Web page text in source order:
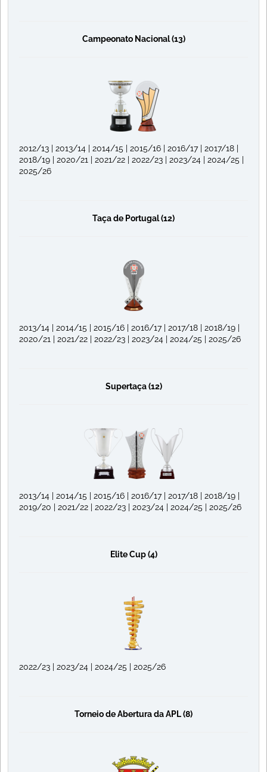
Campeonato Nacional (13)
2012/13 | 2013/14 | 2014/15 | 2015/16 | 2016/17 | 2017/18 |
2018/19 | 2020/21 | 2021/22 | 2022/23 | 2023/24 | 2024/25 |
2025/26
Taça de Portugal (12)
2013/14 | 2014/15 | 2015/16 | 2016/17 | 2017/18 | 2018/19 |
2020/21 | 2021/22 | 2022/23 | 2023/24 | 2024/25 | 2025/26
Supertaça (12)
2013/14 | 2014/15 | 2015/16 | 2016/17 | 2017/18 | 2018/19 |
2019/20 | 2021/22 | 2022/23 | 2023/24 | 2024/25 | 2025/26
Elite Cup (4)
2022/23 | 2023/24 | 2024/25 | 2025/26
Torneio de Abertura da APL (8)